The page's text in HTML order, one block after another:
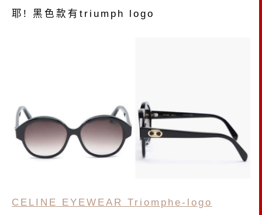
耶! 黑色款有triumph logo
CELINE EYEWEAR Triomphe-logo